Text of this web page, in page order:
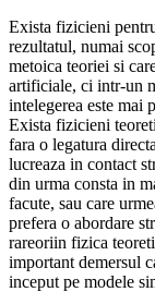
Exista fizicieni
rezultatul, numai
metoica teoriei si
artificiale, ci intr-un
intelegerea este mai
Exista fizicieni
fara o legatura
lucreaza in contact
din urma consta in
facute, sau care
prefera o abordare
rareoriin fizica
important demersul
inceput pe modele